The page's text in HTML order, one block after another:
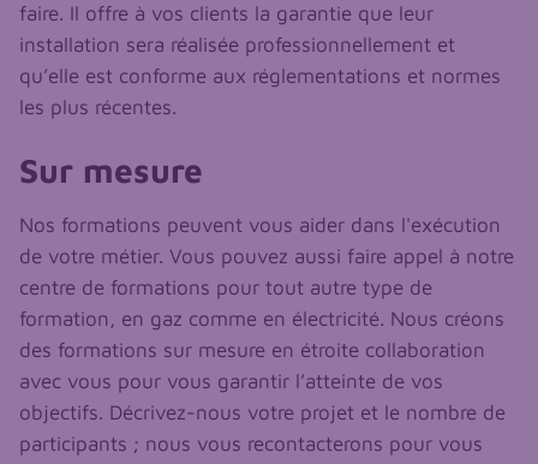
faire. Il offre à vos clients la garantie que leur
installation sera réalisée professionnellement et
qu’elle est conforme aux réglementations et normes
les plus récentes.
Sur mesure
Nos formations peuvent vous aider dans l'exécution
de votre métier. Vous pouvez aussi faire appel à notre
centre de formations pour tout autre type de
formation, en gaz comme en électricité. Nous créons
des formations sur mesure en étroite collaboration
avec vous pour vous garantir l’atteinte de vos
objectifs. Décrivez-nous votre projet et le nombre de
participants ; nous vous recontacterons pour vous